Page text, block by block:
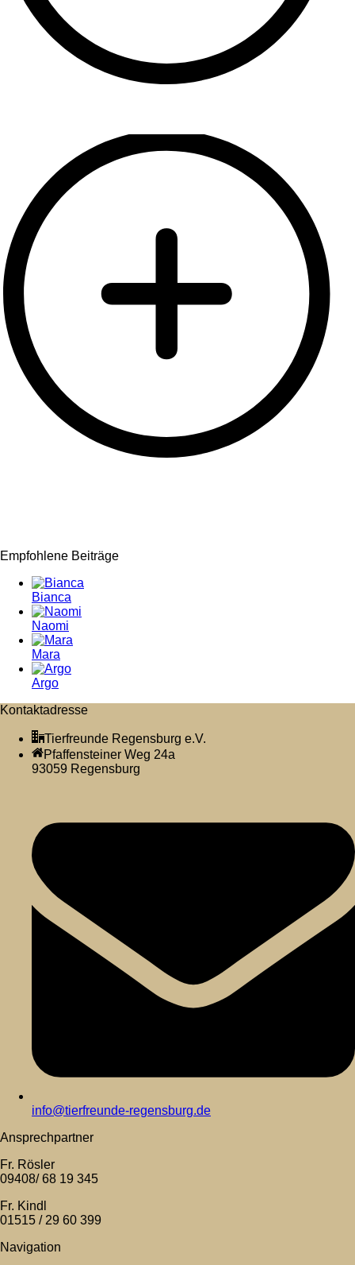
Empfohlene Beiträge
Bianca
Naomi
Mara
Argo
Kontaktadresse
Tierfreunde Regensburg e.V.
Pfaffensteiner Weg 24a
93059 Regensburg
info@tierfreunde-regensburg.de
Ansprechpartner
Fr. Rösler
09408/ 68 19 345
Fr. Kindl
01515 / 29 60 399
Navigation